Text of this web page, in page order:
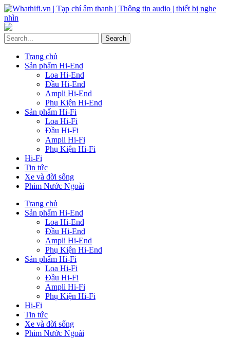
Trang chủ
Sản phẩm Hi-End
Loa Hi-End
Đầu Hi-End
Ampli Hi-End
Phụ Kiện Hi-End
Sản phẩm Hi-Fi
Loa Hi-Fi
Đầu Hi-Fi
Ampli Hi-Fi
Phụ Kiện Hi-Fi
Hi-Fi
Tin tức
Xe và đời sống
Phim Nước Ngoài
Trang chủ
Sản phẩm Hi-End
Loa Hi-End
Đầu Hi-End
Ampli Hi-End
Phụ Kiện Hi-End
Sản phẩm Hi-Fi
Loa Hi-Fi
Đầu Hi-Fi
Ampli Hi-Fi
Phụ Kiện Hi-Fi
Hi-Fi
Tin tức
Xe và đời sống
Phim Nước Ngoài